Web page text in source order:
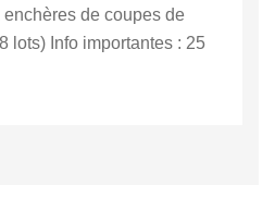
de coupes de
lots) Info importantes : 25